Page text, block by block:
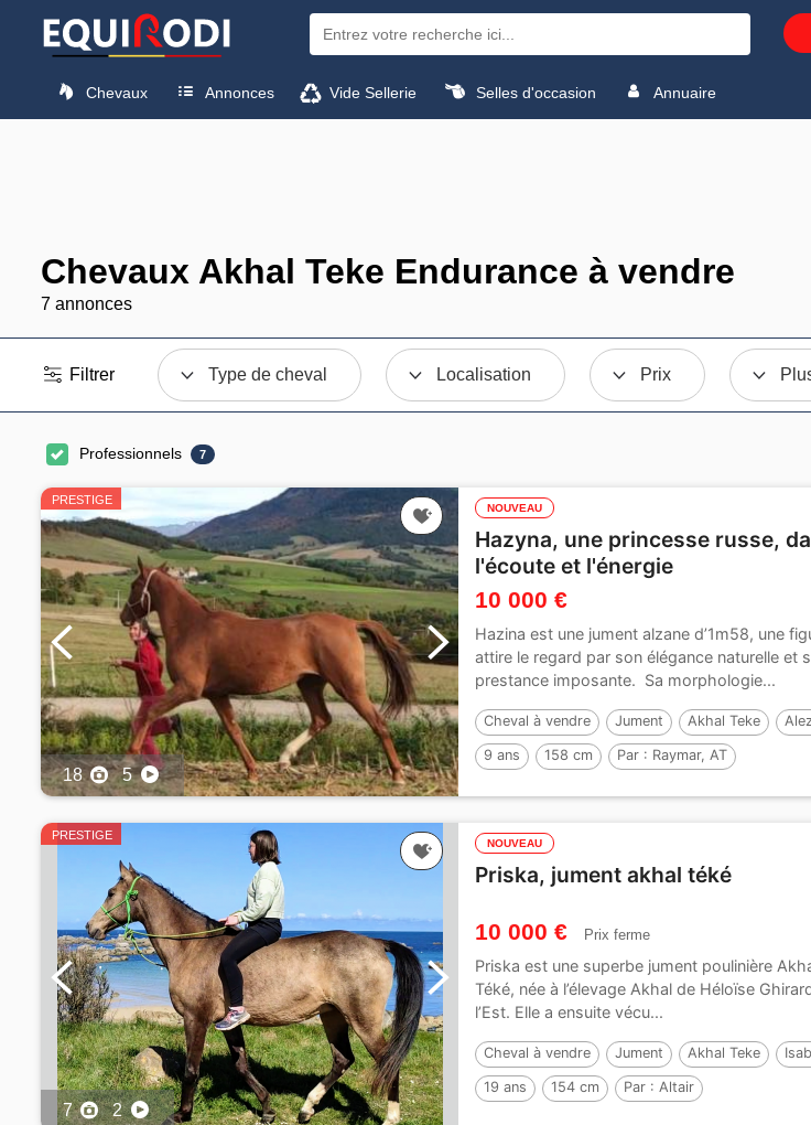
Chevaux Annonces Vide Sellerie Selles d'occasion Annuaire
Chevaux Akhal Teke Endurance à vendre
7 annonces
Filtrer Type de cheval Localisation Prix
Professionnels 7
PRESTIGE
18 5
NOUVEAU
Hazyna, une princesse russe,
l'écoute et l'énergie
10 000 €
Hazina est une jument alzane d’1m58, une
attire le regard par son élégance naturelle et
prestance imposante. Sa morphologie...
Cheval à vendre Jument Akhal Teke
9 ans 158 cm Par : Raymar, AT
PRESTIGE
7 2
NOUVEAU
Priska, jument akhal téké
10 000 € Prix ferme
Priska est une superbe jument poulinière
Téké, née à l’élevage Akhal de Héloïse
l’Est. Elle a ensuite vécu...
Cheval à vendre Jument Akhal Teke
19 ans 154 cm Par :Altair